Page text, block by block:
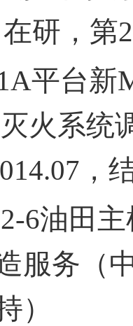
在研，第2
平台新
灭火系统
，
6油田
服务（
）